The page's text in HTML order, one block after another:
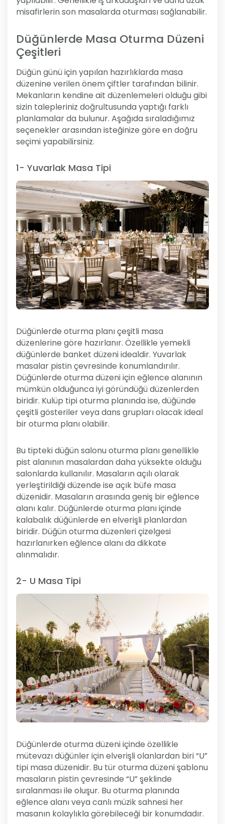
misafirlerin son masalarda oturması sağlanabilir.
Düğünlerde Masa Oturma Düzeni
Çeşitleri
Düğün günü için yapılan hazırlıklarda masa
düzenine verilen önem çiftler tarafından bilinir.
Mekanların kendine ait düzenlemeleri olduğu gibi
sizin talepleriniz doğrultusunda yaptığı farklı
planlamalar da bulunur. Aşağıda sıraladığımız
seçenekler arasından isteğinize göre en doğru
seçimi yapabilirsiniz.
1- Yuvarlak Masa Tipi
Düğünlerde oturma planı çeşitli masa
düzenlerine göre hazırlanır. Özellikle yemekli
düğünlerde banket düzeni idealdir. Yuvarlak
masalar pistin çevresinde konumlandırılır.
Düğünlerde oturma düzeni için eğlence alanının
mümkün olduğunca iyi göründüğü düzenlerden
biridir. Kulüp tipi oturma planında ise, düğünde
çeşitli gösteriler veya dans grupları olacak ideal
bir oturma planı olabilir.
Bu tipteki düğün salonu oturma planı genellikle
pist alanının masalardan daha yüksekte olduğu
salonlarda kullanılır. Masaların açılı olarak
yerleştirildiği düzende ise açık büfe masa
düzenidir. Masaların arasında geniş bir eğlence
alanı kalır. Düğünlerde oturma planı içinde
kalabalık düğünlerde en elverişli planlardan
biridir. Düğün oturma düzenleri çizelgesi
hazırlanırken eğlence alanı da dikkate
alınmalıdır.
2- U Masa Tipi
Düğünlerde oturma düzeni içinde özellikle
mütevazı düğünler için elverişli olanlardan biri “U”
tipi masa düzenidir. Bu tür oturma düzeni şablonu
masaların pistin çevresinde “U” şeklinde
sıralanması ile oluşur. Bu oturma planında
eğlence alanı veya canlı müzik sahnesi her
masanın kolaylıkla görebileceği bir konumdadır.